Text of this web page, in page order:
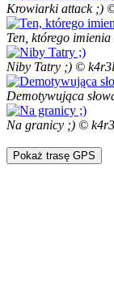
Krowiarki attack ;)
Ten, którego
Niby Tatry ;) © k4r3l
Demotywująca
Na granicy ;) ©
Pokaż trasę GPS